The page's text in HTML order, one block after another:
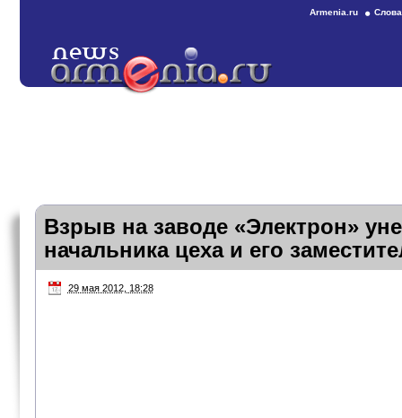
Armenia.ru
Взрыв на заводе «Электрон»
начальника цеха и его
29 мая 2012, 18:28